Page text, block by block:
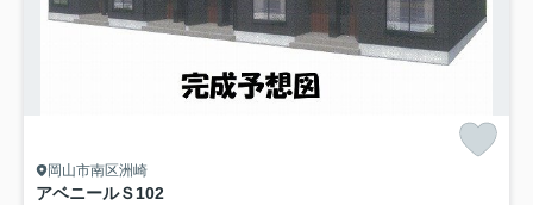
岡山市南区洲崎
アベニールＳ102